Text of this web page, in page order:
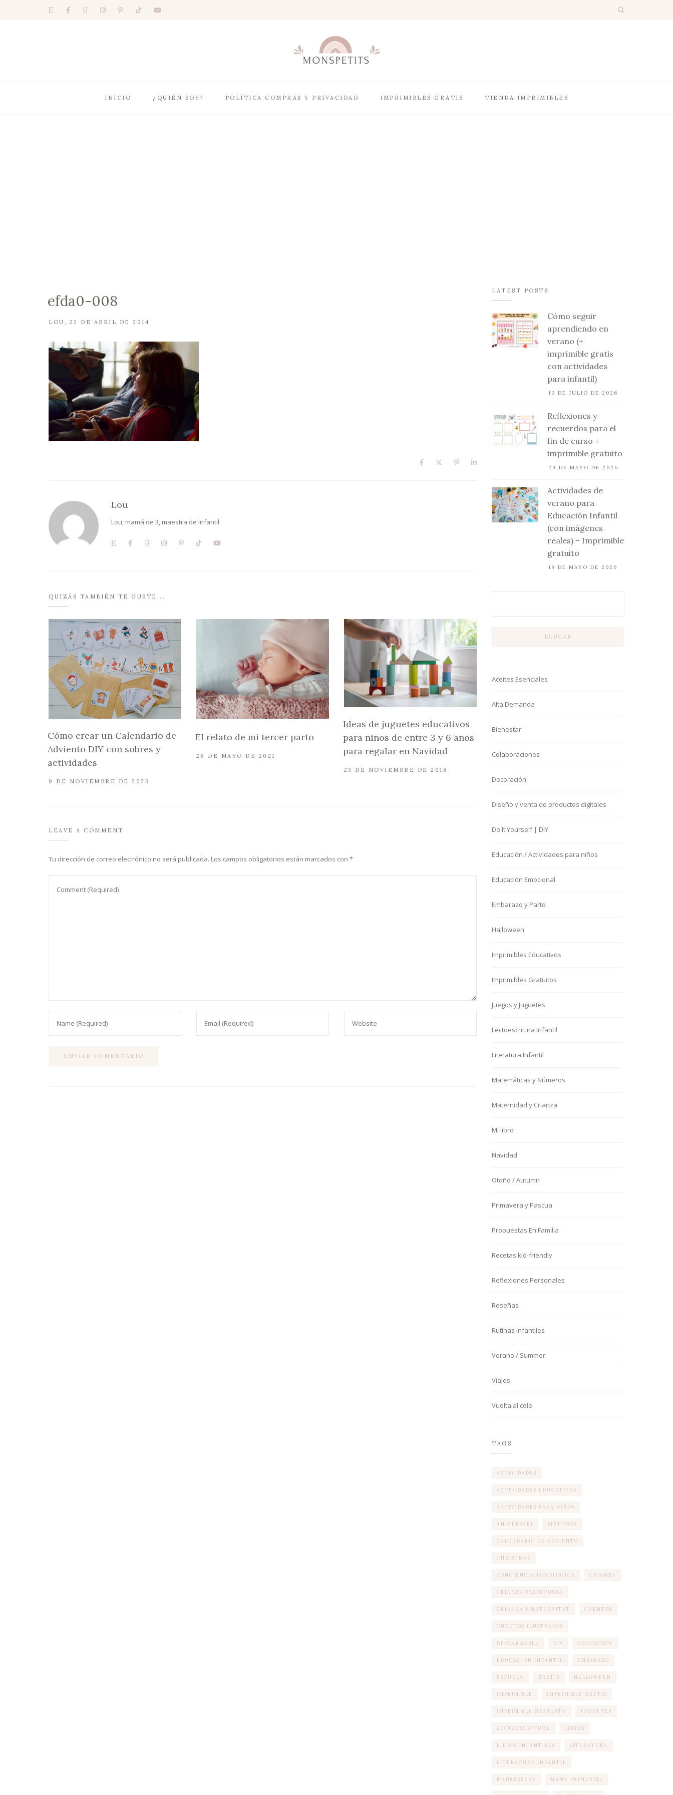
INICIO ¿QUIÉN SOY? POLÍTICA COMPRAS Y PRIVACIDAD IMPRIMIBLES GRATIS TIENDA IMPRIMIBLES
efda0-008
LOU 22 DE ABRIL DE 2014
Lou
Lou, mamá de 3, maestra de infantil.
QUIZÁS TAMBIÉN TE GUSTE...
Cómo crear un Calendario de
Adviento DIY con sobres y
actividades
9 DE NOVIEMBRE DE 2023
El relato de mi tercer parto
28 DE MAYO DE 2021
Ideas de juguetes educativos
para niños de entre 3 y 6 años
para regalar en Navidad
23 DE NOVIEMBRE DE 2018
LEAVE A COMMENT
Tu dirección de correo electrónico no será publicada. Los campos obligatorios están marcados con *
LATEST POSTS
Cómo seguir
aprendiendo en
verano (+
imprimible gratis
con actividades
para infantil)
10 DE JULIO DE 2026
Reflexiones y
recuerdos para el
fin de curso +
imprimible gratuito
29 DE MAYO DE 2026
Actividades de
verano para
Educación Infantil
(con imágenes
reales) – Imprimible
gratuito
19 DE MAYO DE 2026
BUSCAR
Aceites Esenciales
Alta Demanda
Bienestar
Colaboraciones
Decoración
Diseño y venta de productos digitales
Do It Yourself | DIY
Educación / Actividades para niños
Educación Emocional
Embarazo y Parto
Halloween
Imprimibles Educativos
Imprimibles Gratuitos
Juegos y Juguetes
Lectoescritura Infantil
Literatura Infantil
Matemáticas y Números
Maternidad y Crianza
Mi libro
Navidad
Otoño / Autumn
Primavera y Pascua
Propuestas En Familia
Recetas kid-friendly
Reflexiones Personales
Reseñas
Rutinas Infantiles
Verano / Summer
Viajes
Vuelta al cole
TAGS
ACTIVIDADES
ACTIVIDADES EDUCATIVAS
ACTIVIDADES PARA NIÑOS
ANIVERSARI BIRTHDAY
CALENDARIO DE ADVIENTO
CHRISTMAS
CONCIENCIA FONOLOGICA CRIANZA
CRIANZA RESPETUOSA
CRIANÇA I MATERNITAT CUENTOS
CUENTOS ILUSTRADOS
DESCARGABLE DIY EDUCACION
EDUCACION INFANTIL EMBARAZO
ESCUELA GRATIS HALLOWEEN
IMPRIMIBLE IMPRIMIBLE GRATIS
IMPRIMIBLE GRATUITO JUGUETES
LECTOESCRITURA LIBROS
LIBROS INFANTILES LITERATURA
LITERATURA INFANTIL
MADRESFERA MAMA PRIMERIZA